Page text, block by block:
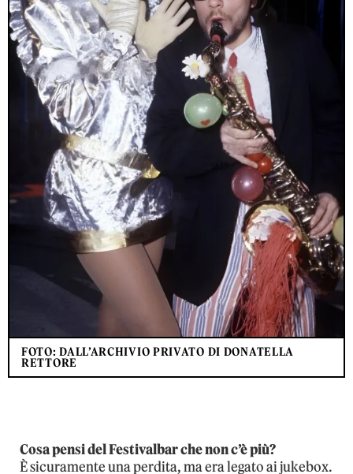
FOTO: DALL’ARCHIVIO PRIVATO DI DONATELLA
RETTORE
Cosa pensi del Festivalbar che non c’è più?
È sicuramente una perdita, ma era legato ai jukebox.